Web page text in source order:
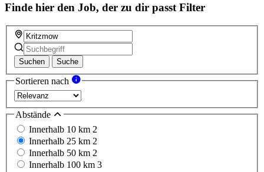
Finde hier den Job, der zu dir passt Filter
Suchen Suche
Sortieren nach
Abstände
Innerhalb 10 km 2
Innerhalb 25 km 2
Innerhalb 50 km 2
Innerhalb 100 km 3